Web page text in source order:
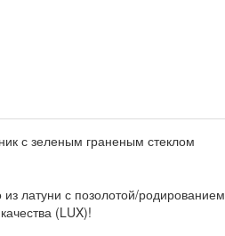
с зеленым граненым стеклом
латуни с позолотой/родированием
(LUX)!